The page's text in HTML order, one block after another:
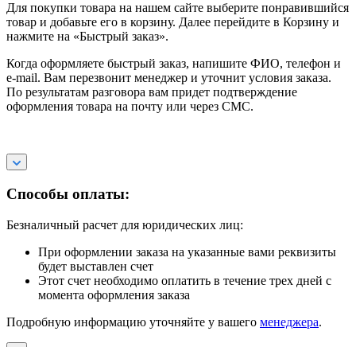
Для покупки товара на нашем сайте выберите понравившийся
товар и добавьте его в корзину. Далее перейдите в Корзину и
нажмите на «Быстрый заказ».
Когда оформляете быстрый заказ, напишите ФИО, телефон и
e-mail. Вам перезвонит менеджер и уточнит условия заказа.
По результатам разговора вам придет подтверждение
оформления товара на почту или через СМС.
Способы оплаты:
Безналичный расчет для юридических лиц:
При оформлении заказа на указанные вами реквизиты
будет выставлен счет
Этот счет необходимо оплатить в течение трех дней с
момента оформления заказа
Подробную информацию уточняйте у вашего менеджера.